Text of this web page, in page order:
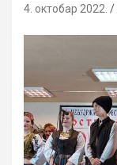
4. октобар 2022.